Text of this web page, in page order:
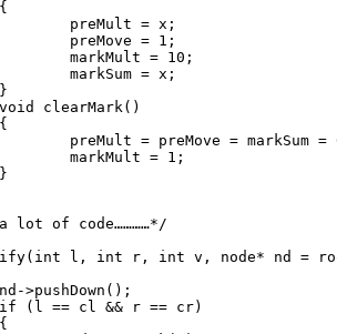
{
		preMult = x;
		preMove =
1 ;
		markMult =
10 ;
		markSum = x;
	}
void
clearMark()
{
		preMult = preMove = markSum =
		markMult =
1 ;
	}
lot of code…………*/
( int l, int r, int v, node* nd =
	nd->
pushDown ();
if (l == cl && r == cr)
	{